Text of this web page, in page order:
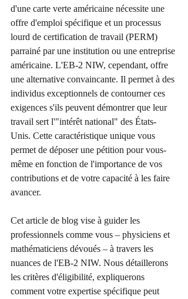
d'une carte verte américaine nécessite une
offre d'emploi spécifique et un processus
lourd de certification de travail (PERM)
parrainé par une institution ou une entreprise
américaine. L'EB-2 NIW, cependant, offre
une alternative convaincante. Il permet à des
individus exceptionnels de contourner ces
exigences s'ils peuvent démontrer que leur
travail sert l'"intérêt national" des États-
Unis. Cette caractéristique unique vous
permet de déposer une pétition pour vous-
même en fonction de l'importance de vos
contributions et de votre capacité à les faire
avancer.
Cet article de blog vise à guider les
professionnels comme vous – physiciens et
mathématiciens dévoués – à travers les
nuances de l'EB-2 NIW. Nous détaillerons
les critères d'éligibilité, expliquerons
comment votre expertise spécifique peut